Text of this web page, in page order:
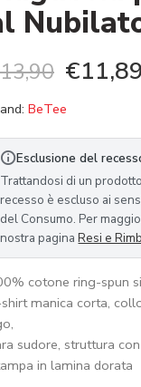
13,90 €11,89
BeTee
Esclusione del
Trattandosi di un
recesso è escluso ai
del Consumo. Per
nostra paginaResi e
cotone ring-spun
manica corta,
sudore, struttura
in lamina dorata